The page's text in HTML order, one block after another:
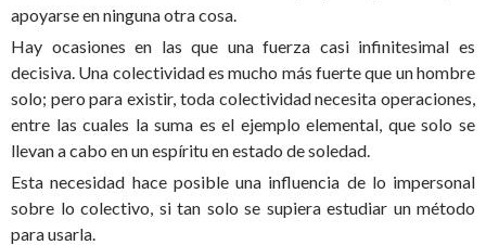
apoyarse en ninguna otra cosa.
Hay ocasiones en las que una fuerza casi infinitesimal es
decisiva. Una colectividad es mucho más fuerte que un hombre
solo; pero para existir, toda colectividad necesita operaciones,
entre las cuales la suma es el ejemplo elemental, que solo se
llevan a cabo en un espíritu en estado de soledad.
Esta necesidad hace posible una influencia de lo impersonal
sobre lo colectivo, si tan solo se supiera estudiar un método
para usarla.